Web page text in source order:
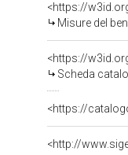
<https://
Misure del
<https://
Scheda
<https://